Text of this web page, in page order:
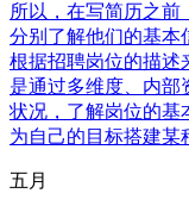
所以，在写简历之前
分别了解他们的基本
根据招聘岗位的描述
是通过多维度、内部
状况，了解岗位的基
为自己的目标搭建某
五月